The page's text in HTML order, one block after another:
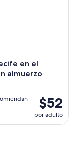
en el
almuerzo
$52
por adulto